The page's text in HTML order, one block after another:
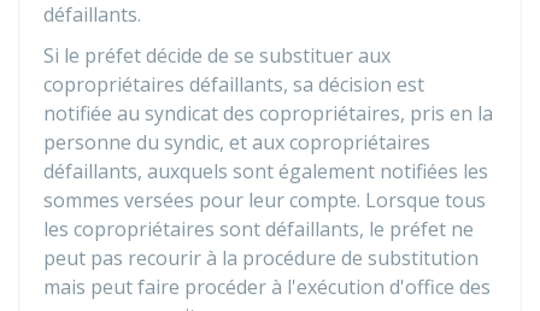
défaillants.
Si le préfet décide de se substituer aux
copropriétaires défaillants, sa décision est
notifiée au syndicat des copropriétaires, pris en la
personne du syndic, et aux copropriétaires
défaillants, auxquels sont également notifiées les
sommes versées pour leur compte. Lorsque tous
les copropriétaires sont défaillants, le préfet ne
peut pas recourir à la procédure de substitution
mais peut faire procéder à l'exécution d'office des